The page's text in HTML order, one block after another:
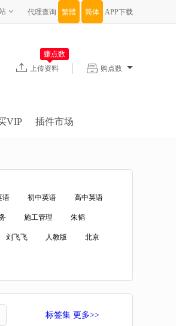
代理查询 APP下载
购点数
上传资料
赚点数
VIP 插件市场
语 初中英语 高中英语
施工管理 朱韬
刘飞飞 人教版 北京
标签集 更多>>